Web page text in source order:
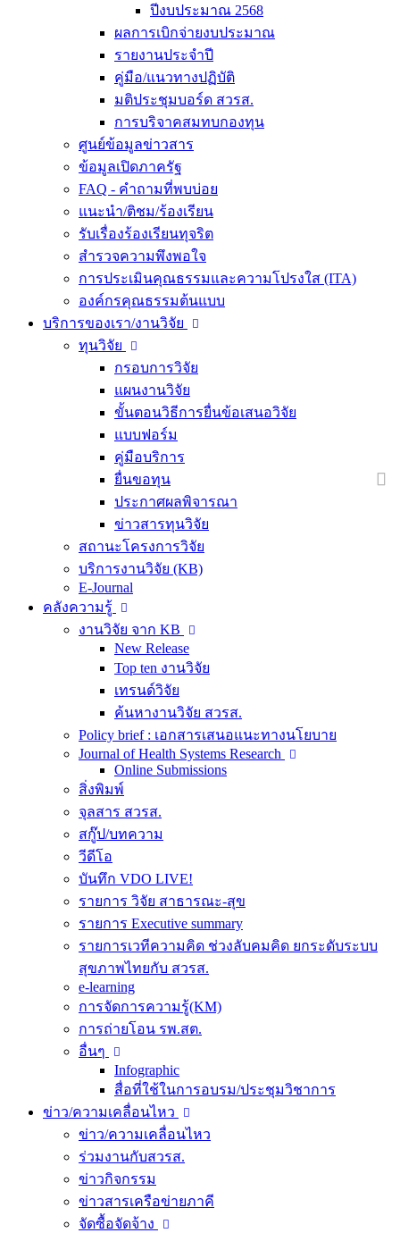
ปีงบประมาณ 2568
ผลการเบิกจ่ายงบประมาณ
รายงานประจำปี
คู่มือ/แนวทางปฏิบัติ
มติประชุมบอร์ด สวรส.
การบริจาคสมทบกองทุน
ศูนย์ข้อมูลข่าวสาร
ข้อมูลเปิดภาครัฐ
FAQ - คำถามที่พบบ่อย
แนะนำ/ติชม/ร้องเรียน
รับเรื่องร้องเรียนทุจริต
สำรวจความพึงพอใจ
การประเมินคุณธรรมและความโปรงใส (ITA)
องค์กรคุณธรรมต้นแบบ
บริการของเรา/งานวิจัย
ทุนวิจัย
กรอบการวิจัย
แผนงานวิจัย
ขั้นตอนวิธีการยื่นข้อเสนอวิจัย
แบบฟอร์ม
คู่มือบริการ
ยื่นขอทุน
ประกาศผลพิจารณา
ข่าวสารทุนวิจัย
สถานะโครงการวิจัย
บริการงานวิจัย (KB)
E-Journal
คลังความรู้
งานวิจัย จาก KB
New Release
Top ten งานวิจัย
เทรนด์วิจัย
ค้นหางานวิจัย สวรส.
Policy brief : เอกสารเสนอแนะทางนโยบาย
Journal of Health Systems Research
Online Submissions
สิ่งพิมพ์
จุลสาร สวรส.
สกู๊ป/บทความ
วีดีโอ
บันทึก VDO LIVE!
รายการ วิจัย สาธารณะ-สุข
รายการ Executive summary
รายการเวทีความคิด ช่วงลับคมคิด ยกระดับระบบ
สุขภาพไทยกับ สวรส.
e-learning
การจัดการความรู้(KM)
การถ่ายโอน รพ.สต.
อื่นๆ
Infographic
สื่อที่ใช้ในการอบรม/ประชุมวิชาการ
ข่าว/ความเคลื่อนไหว
ข่าว/ความเคลื่อนไหว
ร่วมงานกับสวรส.
ข่าวกิจกรรม
ข่าวสารเครือข่ายภาคี
จัดซื้อจัดจ้าง